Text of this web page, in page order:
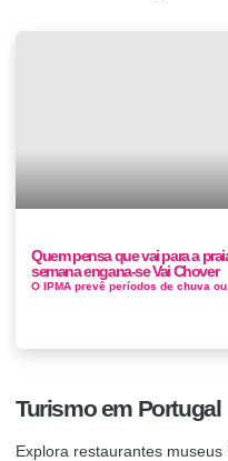
Quem pensa que vai para a
semana engana-se Vai Chover
Turismo em Portugal
Explora restaurantes